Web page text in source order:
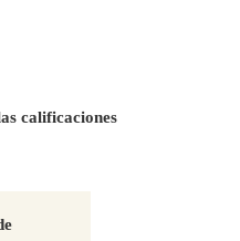
calificaciones